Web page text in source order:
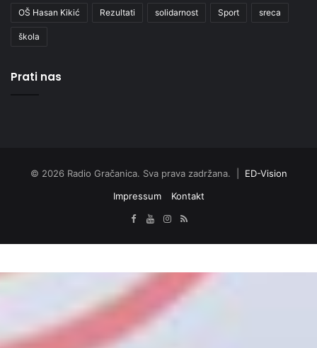
OŠ Hasan Kikić Rezultati solidarnost Sport sreca
škola
Prati nas
© 2026 Radio Gračanica. Sva prava zadržana. | ED-Vision
Impressum
Kontakt